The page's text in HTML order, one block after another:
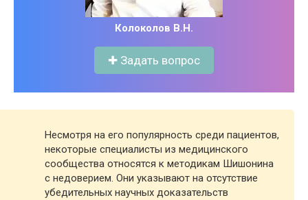
Колоколов В.Н.
✚ Задать вопрос
Несмотря на его популярность среди пациентов,
некоторые специалисты из медицинского
сообщества относятся к методикам Шишонина
с недоверием. Они указывают на отсутствие
убедительных научных доказательств